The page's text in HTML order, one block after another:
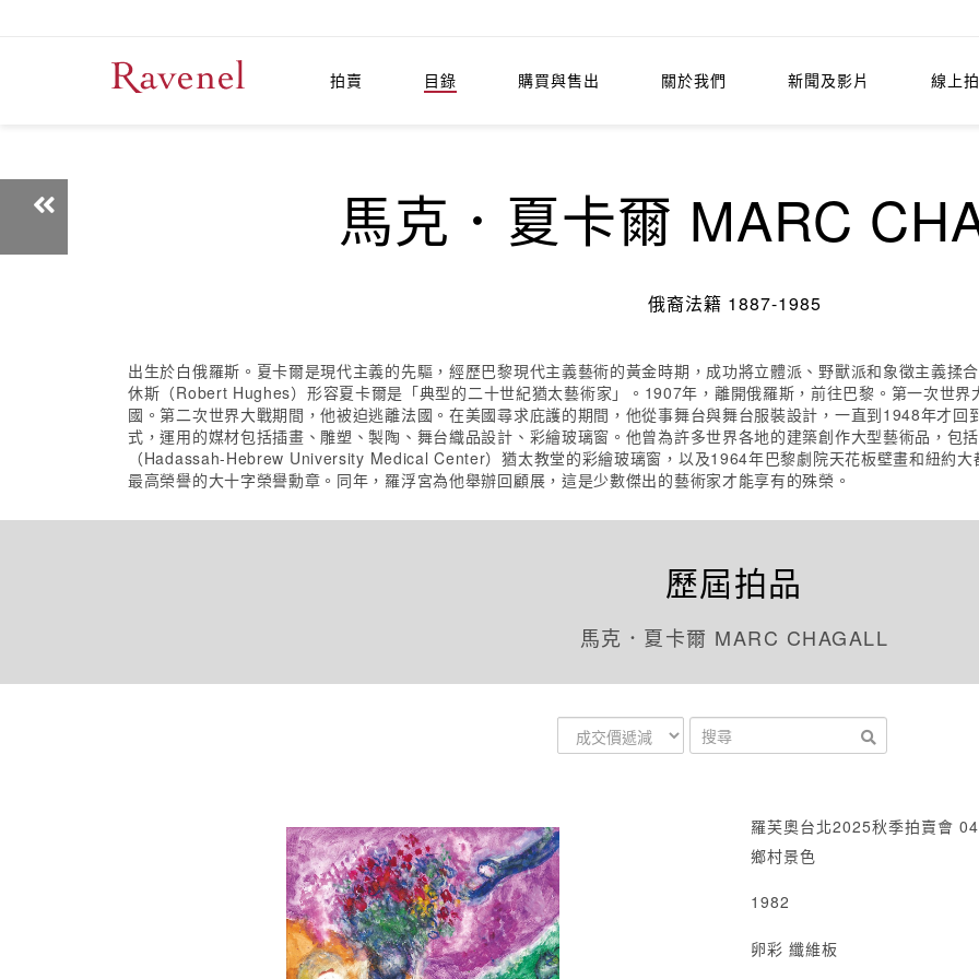
拍賣 目錄 購買與售出 關於我們 新聞及影片 線上
馬克．夏卡爾 MARC
俄裔法籍 1887-1985
出生於白俄羅斯。夏卡爾是現代主義的先驅，經歷巴黎現代主義藝術的黃金時期，成功將立體派、野獸派和象徵主義揉
休斯（Robert Hughes）形容夏卡爾是「典型的二十世紀猶太藝術家」。1907年，離開俄羅斯，前往巴黎。第一次世
國。第二次世界大戰期間，他被迫逃離法國。在美國尋求庇護的期間，他從事舞台與舞台服裝設計，一直到1948年才
式，運用的媒材包括插畫、雕塑、製陶、舞台織品設計、彩繪玻璃窗。他曾為許多世界各地的建築創作大型藝術品，包
（Hadassah-Hebrew University Medical Center）猶太教堂的彩繪玻璃窗，以及1964年巴黎劇院天花板壁畫和紐約
最高榮譽的大十字榮譽勳章。同年，羅浮宮為他舉辦回顧展，這是少數傑出的藝術家才能享有的殊榮。
歷屆拍品
馬克．夏卡爾 MARC CHAGALL
羅芙奧台北2025秋季拍賣會
鄉村景色
1982
卵彩 纖維板